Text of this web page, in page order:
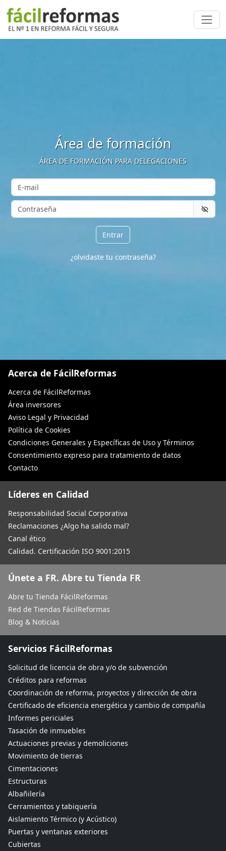
Área de formación
ÁREA DE FORMACIÓN PARA DELEGACIONES
Entrar
¿olvidaste tu contraseña?
Acerca de FácilReformas
Acerca de FácilReformas
Área inversores
Aviso Legal y Privacidad
Política de Cookies
Condiciones Generales y Específicas de Uso y Términos
Consentimiento expreso para tratamiento de datos
Contacto
Líderes en Calidad
Responsabilidad Social Corporativa
Reclamaciones ¿Algo ha salido mal?
Canal ético
Calidad. Certificación ISO 9001:2015
Únete a FR. Abre tu Tienda FR
Abre tu Tienda FácilReformas
Red de Tiendas FácilReformas
Blog & Noticias
Servicios FácilReformas
Solicitud de licencia de obra y/o de subvención
Créditos para reformas
Coordinación de reforma, proyectos y dirección de obra
Certificado de eficiencia energética y cambio de compañía
Informes periciales
Tasación de inmuebles
Actuaciones previas y demoliciones
Movimiento de tierras
Cimentaciones
Estructuras
Albañilería
Cerramientos y tabiquería
Aislamiento Térmico (y Acústico)
Puertas y ventanas exteriores
Cubiertas